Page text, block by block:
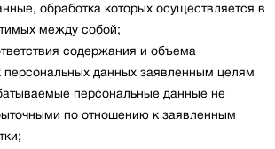
обработка которых осуществляется в
между собой;
содержания и объема
данных заявленным целям
персональные данные не
по отношению к заявленным